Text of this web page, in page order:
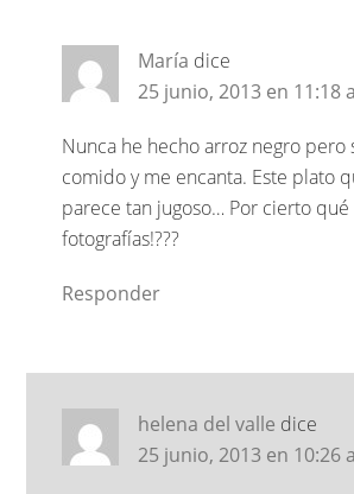
María dice
25 junio, 2013 en 11:18
Nunca he hecho arroz negro pero
comido y me encanta. Este plato
parece tan jugoso… Por cierto
fotografías!???
Responder
helena del valle dice
25 junio, 2013 en 10:26